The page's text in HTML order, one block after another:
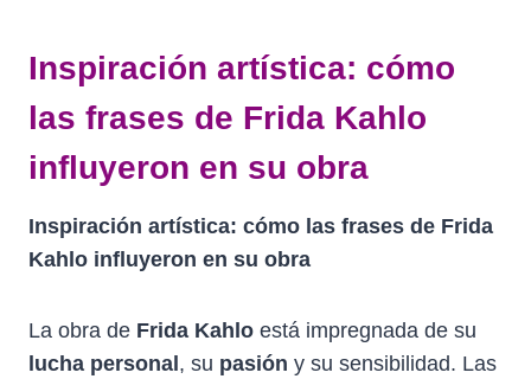
Inspiración artística: cómo
las frases de Frida Kahlo
influyeron en su obra
Inspiración artística: cómo las frases de Frida
Kahlo influyeron en su obra
La obra de Frida Kahlo está impregnada de su
lucha personal, su pasión y su sensibilidad. Las